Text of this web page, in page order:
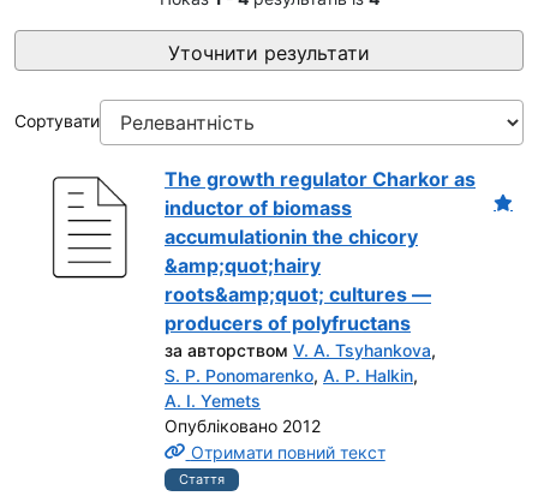
Уточнити результати
Сортувати
The growth regulator Charkor as
inductor of biomass
accumulationin the chicory
&amp;quot;hairy
roots&amp;quot; cultures —
producers of polyfructans
за авторством V. A. Tsyhankova,
S. P. Ponomarenko, A. P. Halkin,
A. I. Yemets
Опубліковано 2012
Отримати повний текст
Стаття